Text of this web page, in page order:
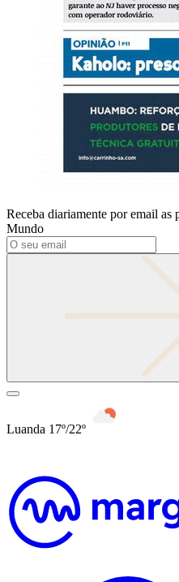
Receba diariamente por email
Mundo
Luanda 17º/22º